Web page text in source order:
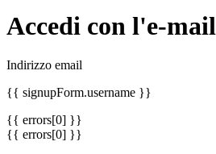
Accedi con l'e-mail
Indirizzo email
{{ signupForm.username }}
{{ errors[0] }}
{{ errors[0] }}